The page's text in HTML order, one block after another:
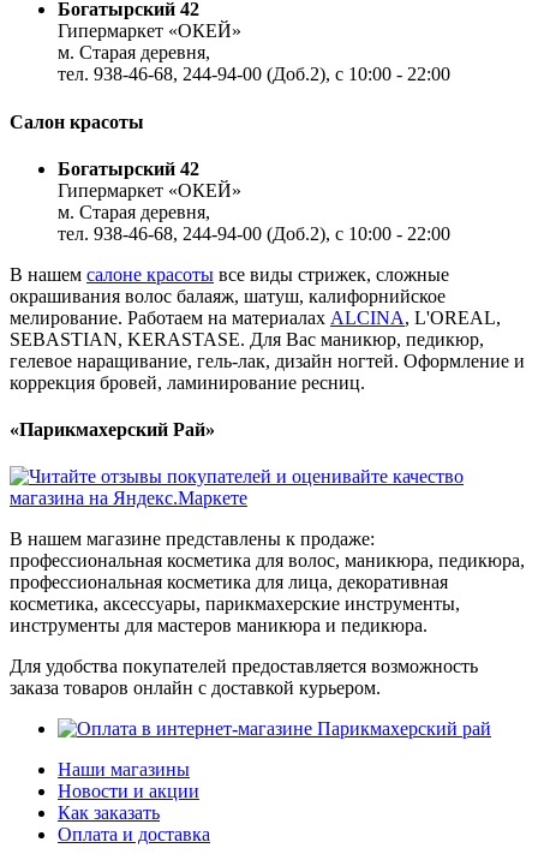
Богатырский 42
Гипермаркет «ОКЕЙ»
м. Старая деревня,
тел. 938-46-68, 244-94-00 (Доб.2), c 10:00 - 22:00
Салон красоты
Богатырский 42
Гипермаркет «ОКЕЙ»
м. Старая деревня,
тел. 938-46-68, 244-94-00 (Доб.2), c 10:00 - 22:00
В нашем салоне красоты все виды стрижек, сложные
окрашивания волос балаяж, шатуш, калифорнийское
мелирование. Работаем на материалах ALCINA, L'OREAL,
SEBASTIAN, KERASTASE. Для Вас маникюр, педикюр,
гелевое наращивание, гель-лак, дизайн ногтей. Оформление и
коррекция бровей, ламинирование ресниц.
«Парикмахерский Рай»
В нашем магазине представлены к продаже:
профессиональная косметика для волос, маникюра, педикюра,
профессиональная косметика для лица, декоративная
косметика, аксессуары, парикмахерские инструменты,
инструменты для мастеров маникюра и педикюра.
Для удобства покупателей предоставляется возможность
заказа товаров онлайн с доставкой курьером.
Наши магазины
Новости и акции
Как заказать
Оплата и доставка